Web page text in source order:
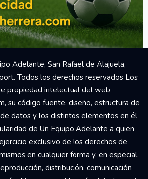
Adelante, San Rafael de Alajuela,
Todos los derechos reservados Los
propiedad intelectual del web
su código fuente, diseño, estructura de
datos y los distintos elementos en él
de Un Equipo Adelante a quien
exclusivo de los derechos de
en cualquier forma y, en especial,
distribución, comunicación